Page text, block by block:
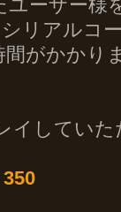
ユーザー様
リアルコ
がかかり
イしてい